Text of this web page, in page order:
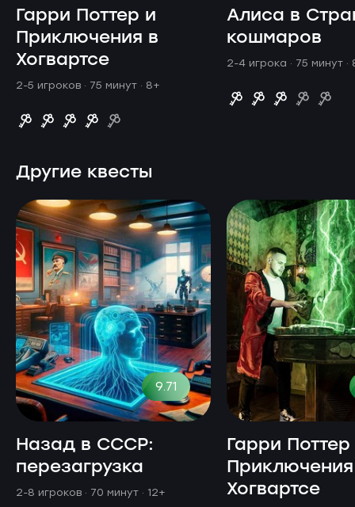
Гарри Поттер и
Приключения в
Хогвартсе
2-5 игроков · 75 минут · 8+
Алиса в
кошмаров
2-4 игрока · 75 минут ·
Другие квесты
9.71
Назад в СССР:
перезагрузка
2-8 игроков · 70 минут · 12+
Гарри
Хогвартсе